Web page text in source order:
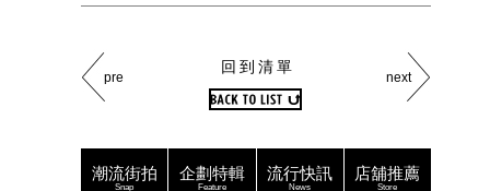
pre next
回到清單
潮流街拍
Snap
企劃特輯
Feature
流行快訊
News
店舖推薦
Store